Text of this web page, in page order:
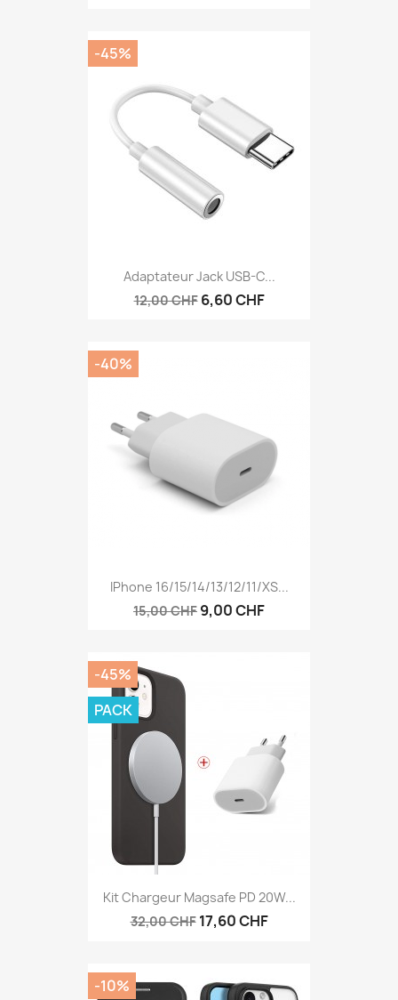
Adaptateur Jack USB-C...
12,00 CHF 6,60 CHF
-45%
IPhone 16/15/14/13/12/11/XS...
15,00 CHF 9,00 CHF
-40%
Kit Chargeur Magsafe PD 20W...
32,00 CHF 17,60 CHF
-45%
PACK
-10%